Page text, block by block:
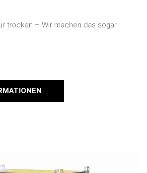
trocken – Wir machen das sogar